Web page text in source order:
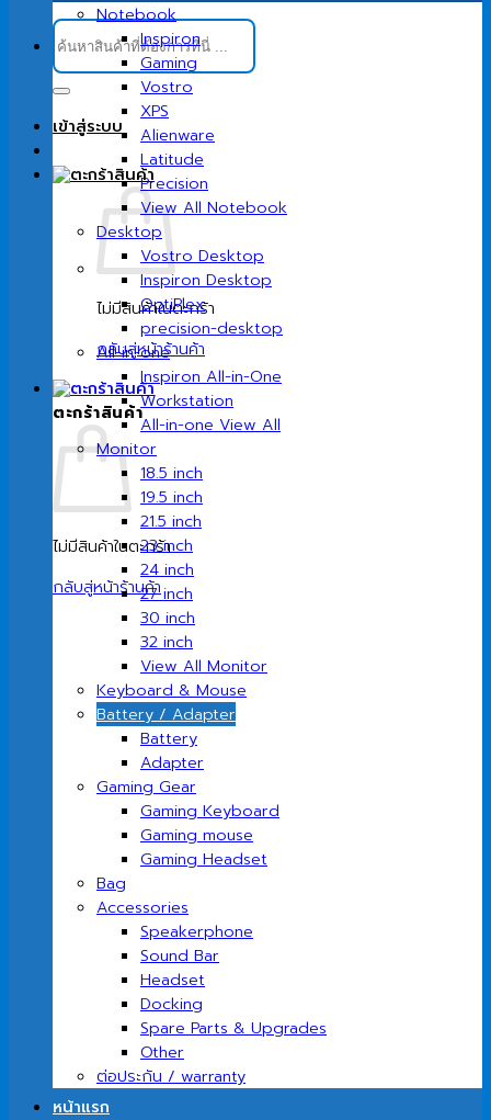
ค้นหา:
เข้าสู่ระบบ
ไม่มีสินค้าในตะกร้า
กลับสู่หน้าร้านค้า
ตะกร้าสินค้า
ไม่มีสินค้าในตะกร้า
กลับสู่หน้าร้านค้า
Notebook
Inspiron
Gaming
Vostro
XPS
Alienware
Latitude
Precision
View All Notebook
Desktop
Vostro Desktop
Inspiron Desktop
OptiPlex
precision-desktop
All-in-one
Inspiron All-in-One
Workstation
All-in-one View All
Monitor
18.5 inch
19.5 inch
21.5 inch
23 inch
24 inch
27 inch
30 inch
32 inch
View All Monitor
Keyboard & Mouse
Battery / Adapter
Battery
Adapter
Gaming Gear
Gaming Keyboard
Gaming mouse
Gaming Headset
Bag
Accessories
Speakerphone
Sound Bar
Headset
Docking
Spare Parts & Upgrades
Other
ต่อประกัน / warranty
หน้าแรก